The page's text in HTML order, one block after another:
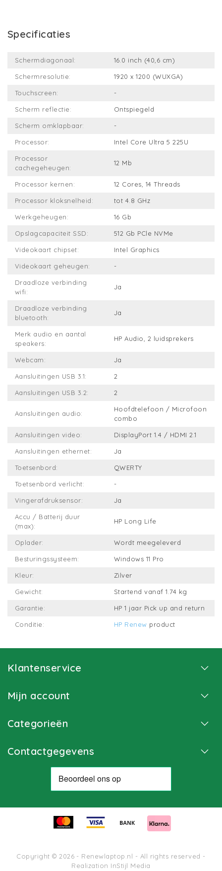
Specificaties
Schermdiagonaal: 16.0 inch (40,6 cm)
Schermresolutie: 1920 x 1200 (WUXGA)
Touchscreen: -
Scherm reflectie: Ontspiegeld
Scherm omklapbaar: -
Processor: Intel Core Ultra 5 225U
Processor
cachegeheugen:
12 Mb
Processor kernen: 12 Cores, 14 Threads
Processor kloksnelheid: tot 4.8 GHz
Werkgeheugen: 16 Gb
Opslagcapaciteit SSD: 512 Gb PCle NVMe
Videokaart chipset: Intel Graphics
Videokaart geheugen: -
Draadloze verbinding
wifi:
Ja
Draadloze verbinding
bluetooth:
Ja
Merk audio en aantal
speakers:
HP Audio, 2 luidsprekers
Webcam: Ja
Aansluitingen USB 3.1: 2
Aansluitingen USB 3.2: 2
Aansluitingen audio:
Hoofdtelefoon / Microfoon
combo
Aansluitingen video: DisplayPort 1.4 / HDMI 2.1
Aansluitingen ethernet: Ja
Toetsenbord: QWERTY
Toetsenbord verlicht: -
Vingerafdruksensor: Ja
Accu / Batterij duur
(max):
HP Long Life
Oplader: Wordt meegeleverd
Besturingssysteem: Windows 11 Pro
Kleur: Zilver
Gewicht: Startend vanaf 1.74 kg
Garantie: HP 1 jaar Pick up and return
Conditie: HP Renew product
Klantenservice
Mijn account
Categorieën
Contactgegevens
Copyright © 2026 - Renewlaptop.nl - All rights reserved -
Realization InStijl Media